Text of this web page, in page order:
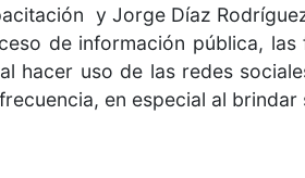
y Jorge Díaz
de información pública,
hacer uso de las redes
en especial al